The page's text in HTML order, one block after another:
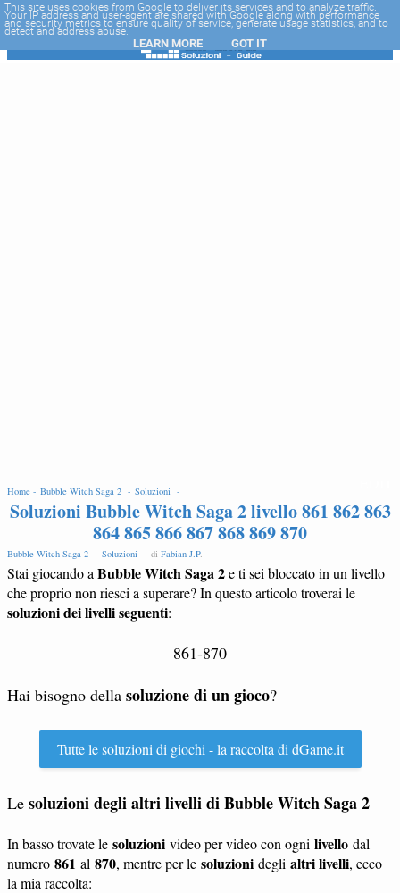
-->
Home - Bubble Witch Saga 2 - Soluzioni -
Soluzioni Bubble Witch Saga 2 livello 861 862 863
864 865 866 867 868 869 870
Bubble Witch Saga 2 - Soluzioni - di Fabian J.P.
Stai giocando a Bubble Witch Saga 2e ti sei bloccato in un livello
che proprio non riesci a superare? In questo articolo troverai le
soluzioni dei livelli seguenti:
861-870
Hai bisogno della soluzione di un gioco?
Tutte le soluzioni di giochi - la raccolta di dGame.it
Le soluzioni degli altri livelli di Bubble Witch Saga 2
In basso trovate le soluzioni video per video con ogni livello dal
numero 861 al 870, mentre per le soluzioni degli altri livelli, ecco
la mia raccolta:
This site uses cookies from Google to deliver its services and to analyze traffic.
Your IP address and user-agent are shared with Google along with performance
and security metrics to ensure quality of service, generate usage statistics, and to
detect and address abuse.
LEARN MORE GOT IT